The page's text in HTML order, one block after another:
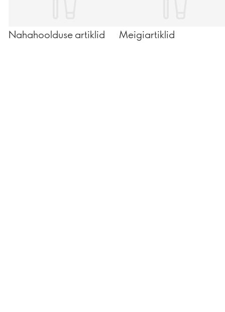
Nahahoolduse artiklid Meigiartiklid